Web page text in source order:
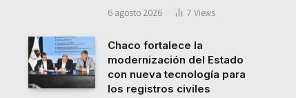
6 agosto 2026 7 Views
Chaco fortalece la
modernización del Estado
con nueva tecnología para
los registros civiles